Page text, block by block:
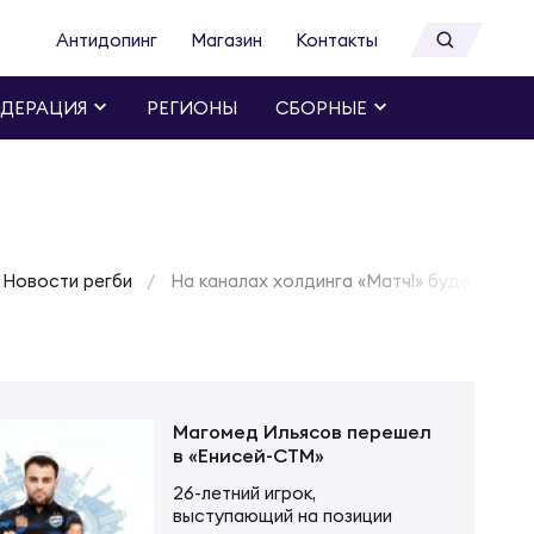
Антидопинг Магазин Контакты
РЕГИОНЫ СБОРНЫЕ
Новости регби На каналах холдинга «Матч!» будет
Магомед Ильясов перешел
в «Енисей-СТМ»
26-летний игрок,
выступающий на позиции